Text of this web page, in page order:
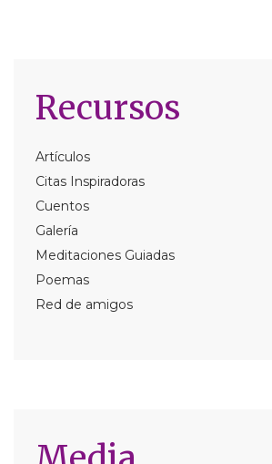
Recursos
Artículos
Citas Inspiradoras
Cuentos
Galería
Meditaciones Guiadas
Poemas
Red de amigos